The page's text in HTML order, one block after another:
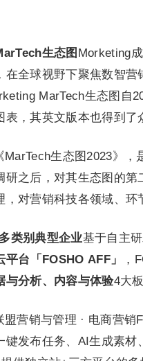
生态图 Morketing
在全球视野下聚焦数智
MarTech生态图自
表，其英文版本也得到了
MarTech生态图2023》
研之后，对其生态图的
，对营销科技各领域、环
类别典型企业基于自主
台「FOSHO AFF」
，
与分析、内容与体验4大
盟营销与管理 · 电商营销
键发布任务、AI生成素材